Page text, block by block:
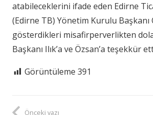
atabileceklerini ifade eden Edirne
(Edirne TB) Yönetim Kurulu Başkanı
gösterdikleri misafirperverlikten
Başkanı Ilık’a ve Özsan’a teşekkür
Görüntüleme 391
Önceki yazı